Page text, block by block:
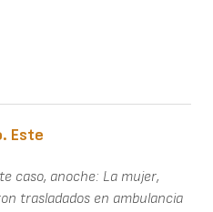
Este
caso, anoche: La mujer,
trasladados en ambulancia